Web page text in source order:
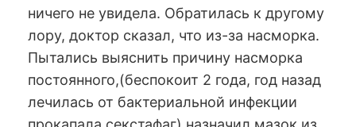
ничего не увидела. Обратилась к другому
лору, доктор сказал, что из-за насморка.
Пытались выяснить причину насморка
постоянного,(беспокоит 2 года, год назад
лечилась от бактериальной инфекции